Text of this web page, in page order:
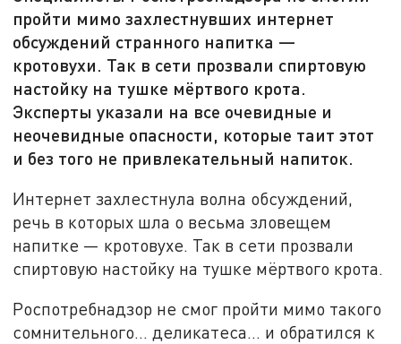
пройти мимо захлестнувших интернет
обсуждений странного напитка —
кротовухи. Так в сети прозвали спиртовую
настойку на тушке мёртвого крота.
Эксперты указали на все очевидные и
неочевидные опасности, которые таит этот
и без того не привлекательный напиток.
Интернет захлестнула волна обсуждений,
речь в которых шла о весьма зловещем
напитке — кротовухе. Так в сети прозвали
спиртовую настойку на тушке мёртвого крота.
Роспотребнадзор не смог пройти мимо такого
сомнительного… деликатеса… и обратился к